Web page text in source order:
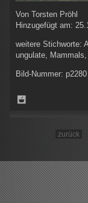
Von Torsten Pröhl
Hinzugefügt am:
weitere Stichworte:
ungulate,
Bild-Nummer: p2280
zurück